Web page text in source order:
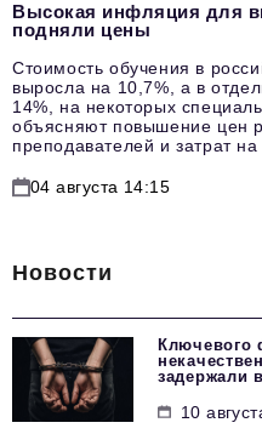
Высокая инфляция для
подняли цены
Стоимость обучения в
выросла на 10,7%, а в
14%, на некоторых
объясняют повышение цен
преподавателей и затрат
04 августа 14:15
Новости
Ключевого
задержали
10